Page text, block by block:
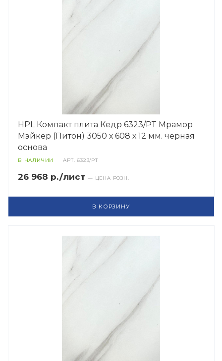
HPL Компакт плита Кедр 6323/PT Мрамор
Мэйкер (Питон) 3050 х 608 х 12 мм. черная
основа
В НАЛИЧИИ АРТ.6323/PT
26 968 р./лист — ЦЕНА РОЗН.
В КОРЗИНУ